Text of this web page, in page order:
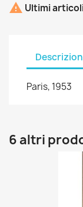
 Ultimi
Paris, 1953
6 altri